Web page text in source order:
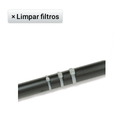
× Limpar filtros